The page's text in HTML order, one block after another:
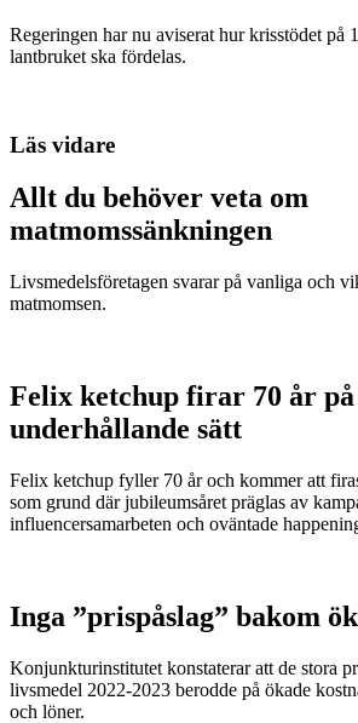
Regeringen har nu aviserat hur krisstödet på
lantbruket ska fördelas.
Läs vidare
Allt du behöver veta om
matmomssänkningen
Livsmedelsföretagen svarar på vanliga och
matmomsen.
Felix ketchup firar 70 år
underhållande sätt
Felix ketchup fyller 70 år och kommer att
som grund där jubileumsåret präglas av
influencersamarbeten och oväntade
Inga ”prispåslag” bakom
Konjunkturinstitutet konstaterar att de stora
livsmedel 2022-2023 berodde på ökade
och löner.